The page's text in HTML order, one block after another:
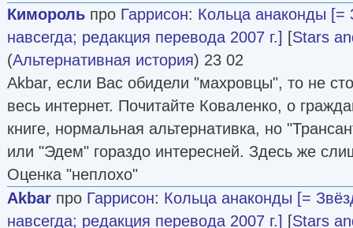
Кимороль про Гаррисон: Кольца анаконды [=
навсегда; редакция перевода 2007 г.] [Stars
(Альтернативная история) 23 02
Akbar, если Вас обидели "махровцы", то не
весь интернет. Почитайте Коваленко, о
книге, нормальная альтернативка, но
или "Эдем" гораздо интересней. Здесь же
Оценка "неплохо"
Akbar про Гаррисон: Кольца анаконды [=
навсегда; редакция перевода 2007 г.] [Stars